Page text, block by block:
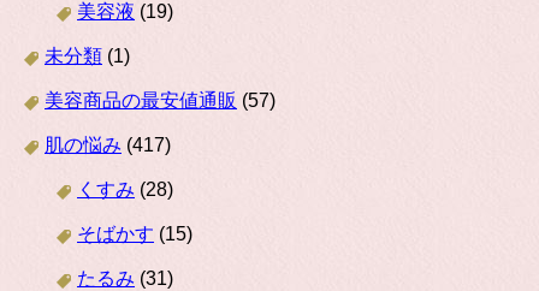
美容液 (19)
未分類 (1)
美容商品の最安値通販 (57)
肌の悩み (417)
くすみ (28)
そばかす (15)
たるみ (31)